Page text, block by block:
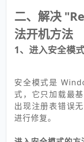
二、解决
法开机方法
1、进入安全模
安全模式是
式，它只加载最
出现注册表错误
进行修复。